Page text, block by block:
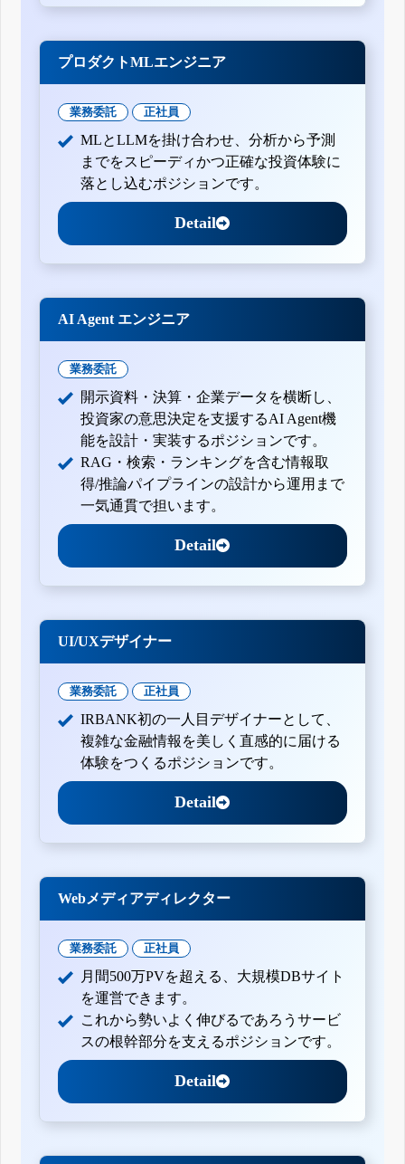
プロダクトMLエンジニア
業務委託 正社員
MLとLLMを掛け合わせ、分析から予測
までをスピーディかつ正確な投資体験に
落とし込むポジションです。
Detail
AI Agent エンジニア
業務委託
開示資料・決算・企業データを横断し、
投資家の意思決定を支援するAI Agent機
能を設計・実装するポジションです。
RAG・検索・ランキングを含む情報取
得/推論パイプラインの設計から運用まで
一気通貫で担います。
Detail
UI/UXデザイナー
業務委託 正社員
IRBANK初の一人目デザイナーとして、
複雑な金融情報を美しく直感的に届ける
体験をつくるポジションです。
Detail
Webメディアディレクター
業務委託 正社員
月間500万PVを超える、大規模DBサイト
を運営できます。
これから勢いよく伸びるであろうサービ
スの根幹部分を支えるポジションです。
Detail